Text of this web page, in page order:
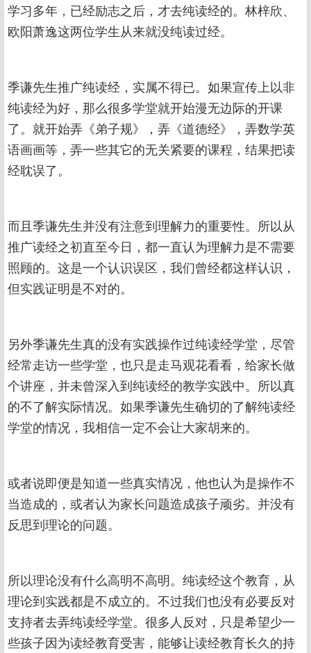
学习多年，已经励志之后，才去纯读经的。林梓欣、
欧阳萧逸这两位学生从来就没纯读过经。
季谦先生推广纯读经，实属不得已。如果宣传上以非
纯读经为好，那么很多学堂就开始漫无边际的开课
了。就开始弄《弟子规》，弄《道德经》，弄数学英
语画画等，弄一些其它的无关紧要的课程，结果把读
经耽误了。
而且季谦先生并没有注意到理解力的重要性。所以从
推广读经之初直至今日，都一直认为理解力是不需要
照顾的。这是一个认识误区，我们曾经都这样认识，
但实践证明是不对的。
另外季谦先生真的没有实践操作过纯读经学堂，尽管
经常走访一些学堂，也只是走马观花看看，给家长做
个讲座，并未曾深入到纯读经的教学实践中。所以真
的不了解实际情况。如果季谦先生确切的了解纯读经
学堂的情况，我相信一定不会让大家胡来的。
或者说即便是知道一些真实情况，他也认为是操作不
当造成的，或者认为家长问题造成孩子顽劣。并没有
反思到理论的问题。
所以理论没有什么高明不高明。纯读经这个教育，从
理论到实践都是不成立的。不过我们也没有必要反对
支持者去弄纯读经学堂。很多人反对，只是希望少一
些孩子因为读经教育受害，能够让读经教育长久的持